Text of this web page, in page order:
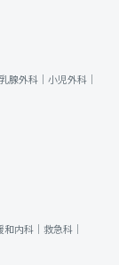
乳腺外科｜ 小児外科｜
内科｜ 救急科｜